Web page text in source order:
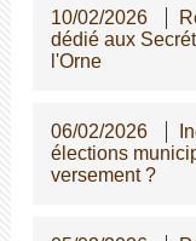
10/02/2026
dédié aux
l'Orne
06/02/2026
élections
versement ?